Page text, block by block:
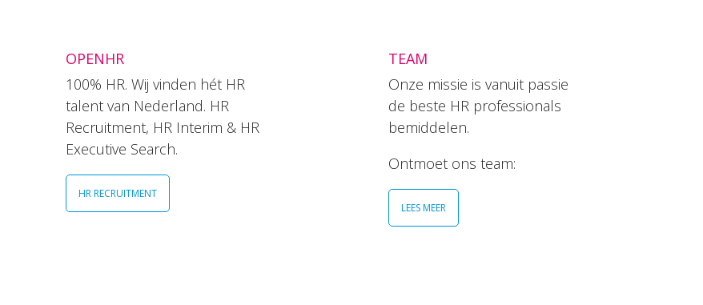
OPENHR
100% HR. Wij vinden hét HR
talent van Nederland. HR
Recruitment, HR Interim & HR
Executive Search.
HR RECRUITMENT
TEAM
Onze missie is vanuit passie
de beste HR professionals
bemiddelen.
Ontmoet ons team:
LEES MEER